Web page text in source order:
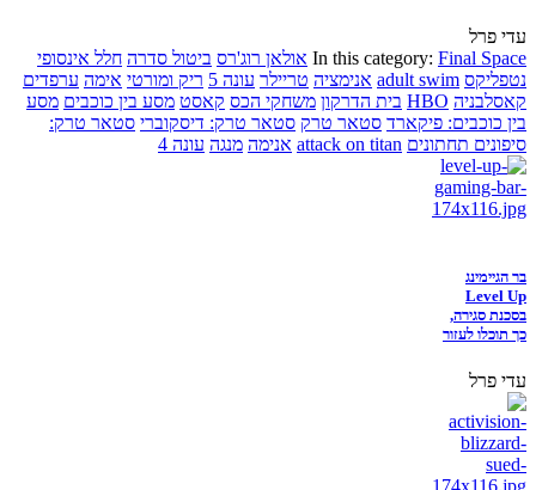
עדי פרל
In this category: Final Space אולאן רוג'רס ביטול סדרה חלל אינסופי
נטפליקס adult swim אנימציה טריילר עונה 5 ריק ומורטי אימה ערפדים
קאסלבניה HBO בית הדרקון משחקי הכס קאסט מסע בין כוכבים מסע
בין כוכבים: פיקארד סטאר טרק סטאר טרק: דיסקוברי סטאר טרק:
סיפונים תחתונים attack on titan אנימה מנגה עונה 4
בר הגיימינג
Level Up
בסכנת סגירה,
כך תוכלו לעזור
עדי פרל